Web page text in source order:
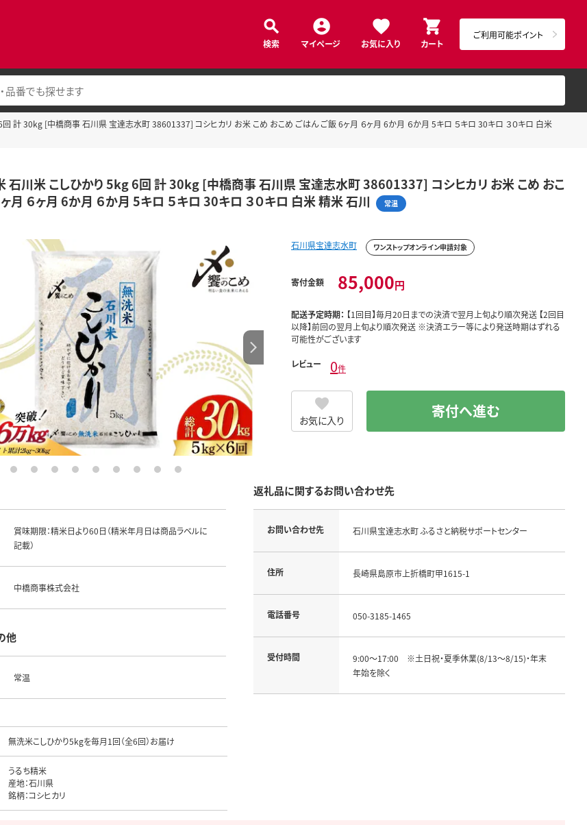
検索 マイページ お気に入り カート
ご利用可能ポイント
計 30kg [中橋商事 石川県 宝達志水町 38601337] コシヒカリ お米 こめ おこめ ごはん ご飯 6ヶ月 ６ヶ月 6か月 ６か月 5キロ ５キロ 30キロ ３０キロ 白米
石川米 こしひかり 5kg 6回 計 30kg [中橋商事 石川県 宝達志水町 38601337] コシヒカリ お米 こめ おこ
月 ６ヶ月 6か月 ６か月 5キロ ５キロ 30キロ ３０キロ 白米 精米 石川
常温
2 3 4 5 6 7 8 9 10
石川県宝達志水町 ワンストップオンライン申請対象
寄付金額 85,000円
配送予定時期： 【1回目】毎月20日までの決済で翌月上旬より順次発送 【2回目
以降】前回の翌月上旬より順次発送 ※決済エラー等により発送時期はずれる
可能性がございます
レビュー 0件
お気に入り 寄付へ進む
賞味期限：精米日より60日（精米年月日は商品ラベルに
記載）
中橋商事株式会社
他
常温
返礼品に関するお問い合わせ先
お問い合わせ先 石川県宝達志水町 ふるさと納税サポートセンター
住所 長崎県島原市上折橋町甲1615-1
電話番号 050-3185-1465
受付時間
9:00～17:00　※土日祝・夏季休業(8/13～8/15)・年末
年始を除く
無洗米こしひかり5kgを毎月1回（全6回）お届け
うるち精米
産地：石川県
銘柄：コシヒカリ